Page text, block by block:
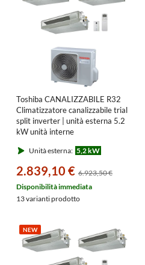
Toshiba CANALIZZABILE R32
Climatizzatore canalizzabile trial
split inverter | unità esterna 5.2
kW unità interne
3M18G3AVG-E+RAS-
Unità esterna: 5,2 kW
2.839,10 € 6.923,50 €
Disponibilità immediata
13 varianti prodotto
NEW